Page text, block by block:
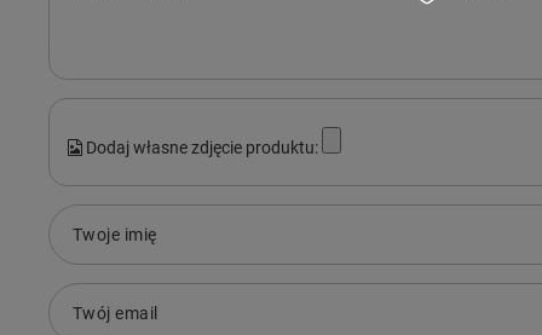
Dodaj własne zdjęcie produktu:
Twoje imię
Twój email